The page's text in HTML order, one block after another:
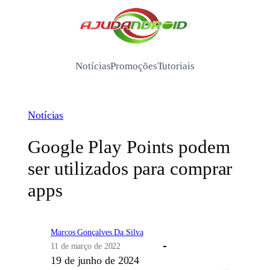
/
NotíciasPromoçõesTutoriais
Notícias
Google Play Points podem
ser utilizados para comprar
apps
Marcos Gonçalves Da Silva
11 de março de 2022
19 de junho de 2024